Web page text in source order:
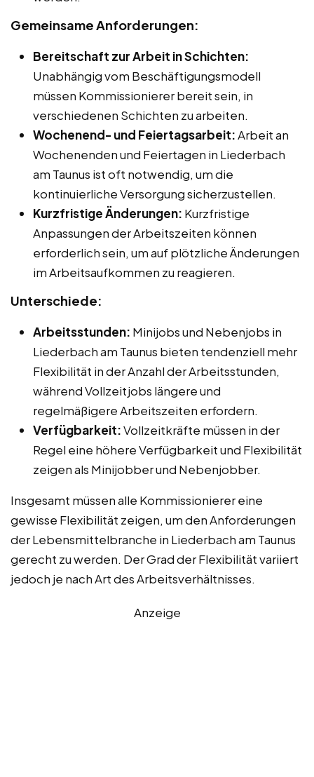
Gemeinsame Anforderungen:
Bereitschaft zur Arbeit in Schichten:
Unabhängig vom Beschäftigungsmodell
müssen Kommissionierer bereit sein, in
verschiedenen Schichten zu arbeiten.
Wochenend- und Feiertagsarbeit:Arbeit an
Wochenenden und Feiertagen in Liederbach
am Taunus ist oft notwendig, um die
kontinuierliche Versorgung sicherzustellen.
Kurzfristige Änderungen: Kurzfristige
Anpassungen der Arbeitszeiten können
erforderlich sein, um auf plötzliche Änderungen
im Arbeitsaufkommen zu reagieren.
Unterschiede:
Arbeitsstunden: Minijobs und Nebenjobs in
Liederbach am Taunus bieten tendenziell mehr
Flexibilität in der Anzahl der Arbeitsstunden,
während Vollzeitjobs längere und
regelmäßigere Arbeitszeiten erfordern.
Verfügbarkeit:Vollzeitkräfte müssen in der
Regel eine höhere Verfügbarkeit und Flexibilität
zeigen als Minijobber und Nebenjobber.
Insgesamt müssen alle Kommissionierer eine
gewisse Flexibilität zeigen, um den Anforderungen
der Lebensmittelbranche in Liederbach am Taunus
gerecht zu werden. Der Grad der Flexibilität variiert
jedoch je nach Art des Arbeitsverhältnisses.
Anzeige